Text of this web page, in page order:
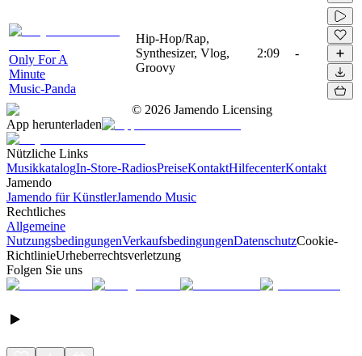
Only For A
Minute
Music-Panda
Hip-Hop/Rap,
Synthesizer, Vlog,
Groovy
2:09 -
© 2026 Jamendo Licensing
App herunterladen
Nützliche Links
MusikkatalogIn-Store-RadiosPreiseKontaktHilfecenterKontakt
Jamendo
Jamendo für KünstlerJamendo Music
Rechtliches
Allgemeine
NutzungsbedingungenVerkaufsbedingungenDatenschutzCookie-
RichtlinieUrheberrechtsverletzung
Folgen Sie uns